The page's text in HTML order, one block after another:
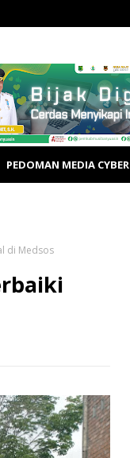
PEDOMAN MEDIA CYBER
di Medsos